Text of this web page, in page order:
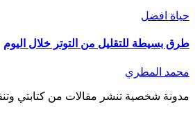
حياة افضل
طرق بسيطة للتقليل من التوتر خلال اليوم
محمد المطري
مدونة شخصية تنشر مقالات من كتابتي